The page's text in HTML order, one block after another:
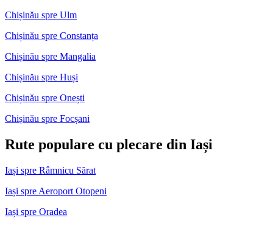
Chișinău spre Ulm
Chișinău spre Constanța
Chișinău spre Mangalia
Chișinău spre Huși
Chișinău spre Onești
Chișinău spre Focșani
Rute populare cu plecare din Iași
Iași spre Râmnicu Sărat
Iași spre Aeroport Otopeni
Iași spre Oradea